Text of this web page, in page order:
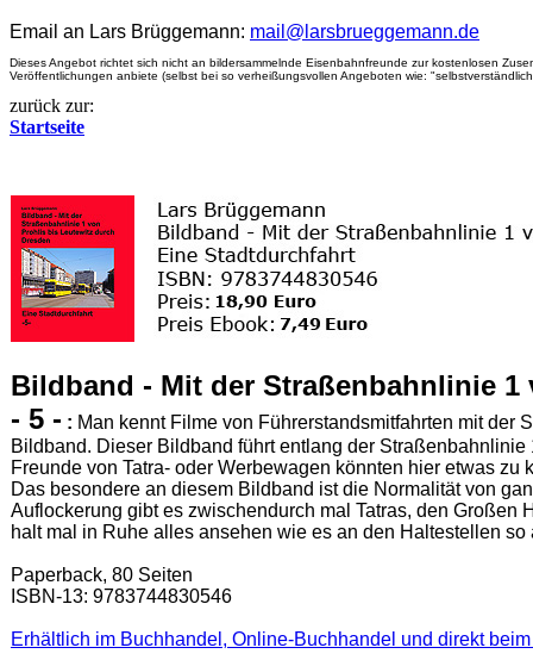
Email an Lars Brüggemann: mail@larsbrueggemann.de
Dieses Angebot richtet sich nicht an bildersammelnde Eisenbahnfreunde zur kostenlosen
Veröffentlichungen anbiete (selbst bei so verheißungsvollen Angeboten wie:
zurück zur:
Startseite
Bildband - Mit der Straßenbahnlinie
- 5 - : Man kennt Filme von Führerstandsmitfahrten mit
Bildband. Dieser Bildband führt entlang der
Freunde von Tatra- oder Werbewagen könnten hier etwas
Das besondere an diesem Bildband ist die Normalität von
Auflockerung gibt es zwischendurch mal Tatras, den Großen
halt mal in Ruhe alles ansehen wie es an den Haltestellen so
Paperback, 80 Seiten
ISBN-13: 9783744830546
Erhältlich im Buchhandel, Online-Buchhandel und direkt